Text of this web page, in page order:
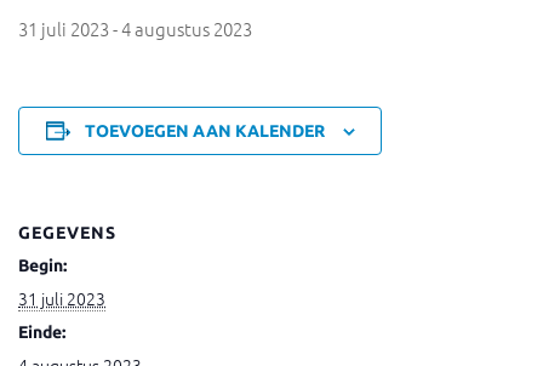
31 juli 2023-4 augustus 2023
TOEVOEGEN AAN KALENDER
GEGEVENS
Begin:
31 juli 2023
Einde: